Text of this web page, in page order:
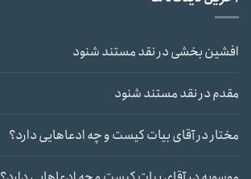
افشین بخشیدرنقد مستند شنود
مقدمدرنقد مستند شنود
مختاردرآقای بیات کیست و چه ادعاهایی دارد؟